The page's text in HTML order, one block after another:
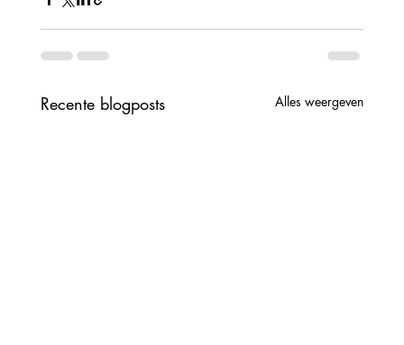
Recente blogposts Alles weergeven